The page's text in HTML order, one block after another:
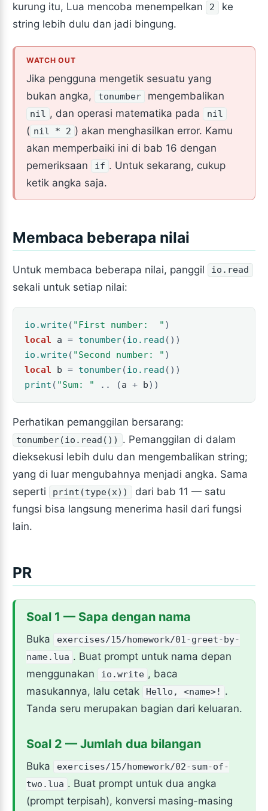
kurung itu, Lua mencoba menempelkan 2
ke
string lebih dulu dan jadi bingung.
Jika pengguna mengetik sesuatu yang
bukan angka,
tonumber mengembalikan
nil , dan operasi matematika pada nil
( nil * 2 ) akan menghasilkan error. Kamu
akan memperbaiki ini di bab 16 dengan
pemeriksaan
if . Untuk sekarang, cukup
ketik angka saja.
Membaca beberapa nilai
Untuk membaca beberapa nilai, panggil io.read
sekali untuk setiap nilai:
io.write( "First number:  " )
local
a = tonumber(io.read ())
io.write( "Second number: " )
local
b = tonumber(io.read ())
print ( "Sum: " .. (a + b))
Perhatikan pemanggilan bersarang:
tonumber(io.read())
. Pemanggilan di dalam
dieksekusi lebih dulu dan mengembalikan string;
yang di luar mengubahnya menjadi angka. Sama
seperti
print(type(x))
dari bab 11 — satu
fungsi bisa langsung menerima hasil dari fungsi
lain.
PR
Soal 1 — Sapa dengan nama
Buka
exercises/15/homework/01-greet-by-
name.lua . Buat prompt untuk nama depan
menggunakan
io.write , baca
masukannya, lalu cetak
Hello, <name>! .
Tanda seru merupakan bagian dari keluaran.
Soal 2 — Jumlah dua bilangan
Buka
exercises/15/homework/02-sum-of-
two.lua . Buat prompt untuk dua angka
(prompt terpisah), konversi masing-masing